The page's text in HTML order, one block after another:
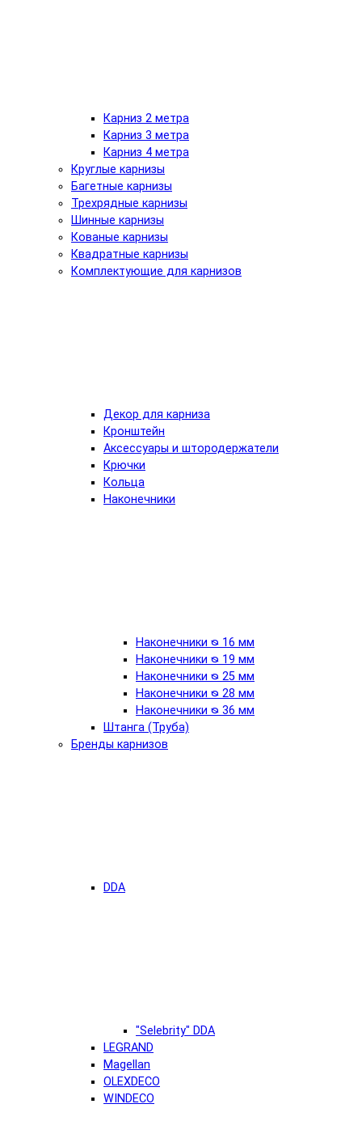
Карниз 2 метра
Карниз 3 метра
Карниз 4 метра
Круглые карнизы
Багетные карнизы
Трехрядные карнизы
Шинные карнизы
Кованые карнизы
Квадратные карнизы
Комплектующие для карнизов
Декор для карниза
Кронштейн
Аксессуары и штородержатели
Крючки
Кольца
Наконечники
Наконечники ᴓ 16 мм
Наконечники ᴓ 19 мм
Наконечники ᴓ 25 мм
Наконечники ᴓ 28 мм
Наконечники ᴓ 36 мм
Штанга (Труба)
Бренды карнизов
DDA
"Selebrity" DDA
LEGRAND
Magellan
OLEXDECO
WINDECO